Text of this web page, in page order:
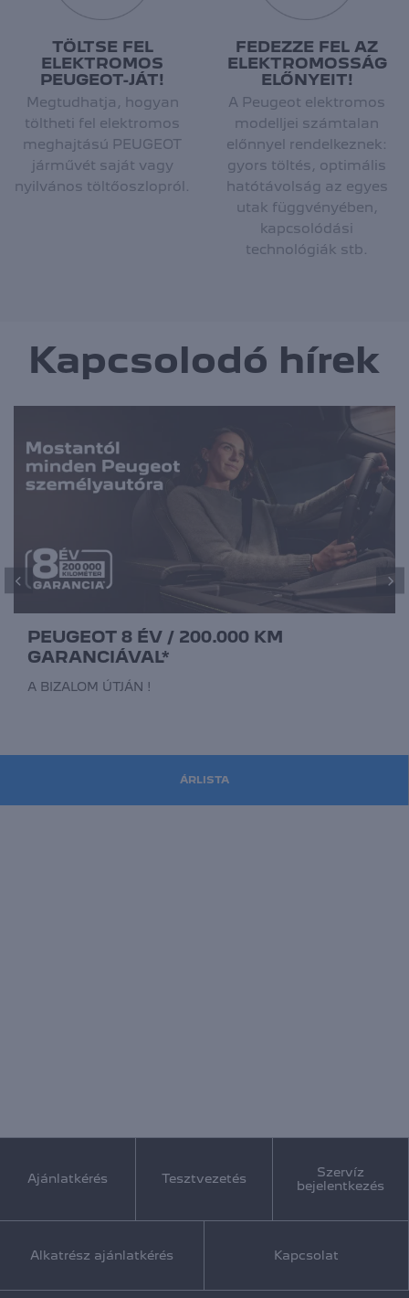
TÖLTSE FEL
ELEKTROMOS
PEUGEOT-JÁT!
Megtudhatja, hogyan
töltheti fel elektromos
meghajtású PEUGEOT
járművét saját vagy
nyilvános töltőoszlopról.
FEDEZZE FEL AZ
ELEKTROMOSSÁG
ELŐNYEIT!
A Peugeot elektromos
modelljei számtalan
előnnyel rendelkeznek:
gyors töltés, optimális
hatótávolság az egyes
utak függvényében,
kapcsolódási
technológiák stb.
Kapcsolodó hírek
PEUGEOT 8 ÉV / 200.000 KM
GARANCIÁVAL*
A BIZALOM ÚTJÁN !
ÁRLISTA
Ajánlatkérés Tesztvezetés
Szervíz
bejelentkezés
Alkatrész ajánlatkérés Kapcsolat